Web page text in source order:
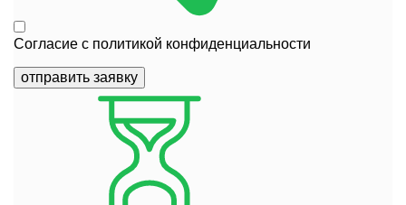
Согласие с политикой конфиденциальности
отправить заявку